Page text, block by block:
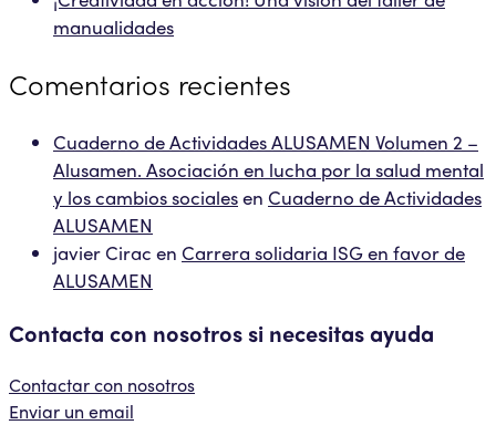
manualidades
Comentarios recientes
Cuaderno de Actividades ALUSAMEN Volumen 2 –
Alusamen. Asociación en lucha por la salud mental
y los cambios socialesen Cuaderno de Actividades
ALUSAMEN
javier Cirac en Carrera solidaria ISG en favor de
ALUSAMEN
Contacta con nosotros si necesitas ayuda
Contactar con nosotros
Enviar un email